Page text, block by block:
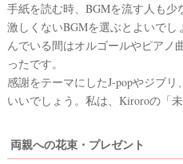
手紙を読む時、BGMを流す人も少
激しくないBGMを選ぶとよいで
んでいる間はオルゴールやピアノ
ったです。
感謝をテーマにしたJ-popやジブ
いいでしょう。私は、Kiroroの「
両親への花束・プレゼント